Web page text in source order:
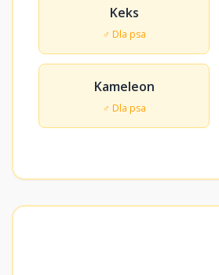
Keks
♂ Dla psa
Kameleon
♂ Dla psa